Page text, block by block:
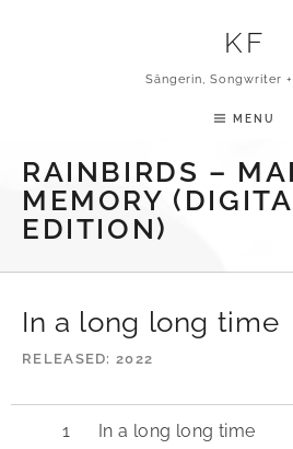
KF
Sängerin, Songwriter
MENU
RAINBIRDS –
MEMORY
EDITION)
In a long long time
RELEASED 2022
In a long long time